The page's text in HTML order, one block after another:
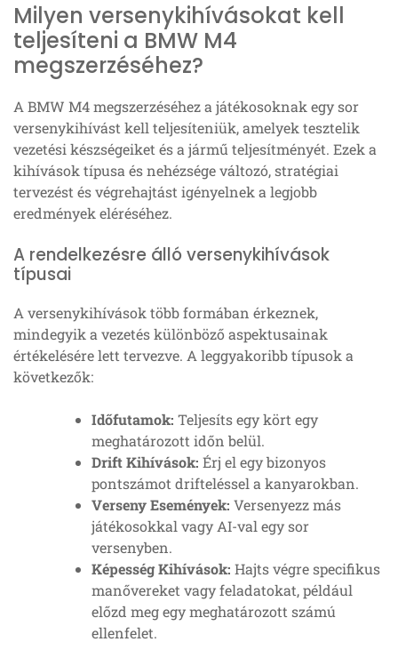
Milyen versenykihívásokat kell
teljesíteni a BMW M4
megszerzéséhez?
A BMW M4 megszerzéséhez a játékosoknak egy sor
versenykihívást kell teljesíteniük, amelyek tesztelik
vezetési készségeiket és a jármű teljesítményét. Ezek a
kihívások típusa és nehézsége változó, stratégiai
tervezést és végrehajtást igényelnek a legjobb
eredmények eléréséhez.
A rendelkezésre álló versenykihívások
típusai
A versenykihívások több formában érkeznek,
mindegyik a vezetés különböző aspektusainak
értékelésére lett tervezve. A leggyakoribb típusok a
következők:
Időfutamok: Teljesíts egy kört egy
meghatározott időn belül.
Drift Kihívások: Érj el egy bizonyos
pontszámot drifteléssel a kanyarokban.
Verseny Események: Versenyezz más
játékosokkal vagy AI-val egy sor
versenyben.
Képesség Kihívások: Hajts végre specifikus
manővereket vagy feladatokat, például
előzd meg egy meghatározott számú
ellenfelet.